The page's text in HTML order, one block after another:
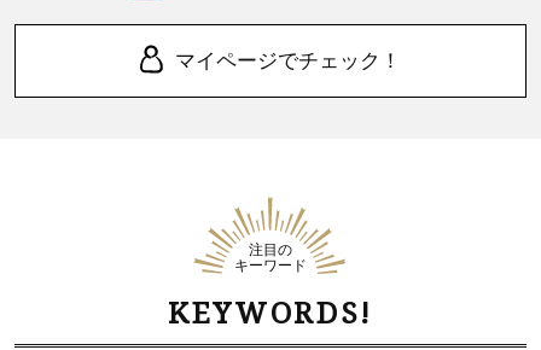
マイページでチェック！
注目の
キーワード
KEYWORDS!